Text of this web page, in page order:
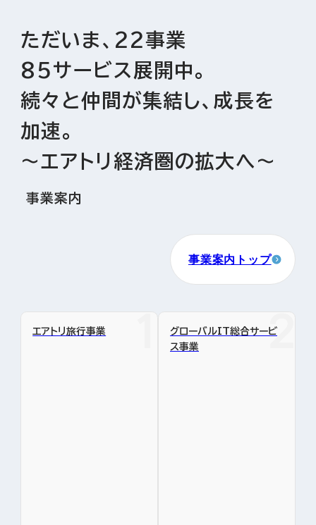
事業案内
ただいま、22事業
85サービス展開中。
続々と仲間が集結し、成長を
加速。
～エアトリ経済圏の拡大へ～
事業案内トップ
エアトリ旅行事業
グローバルIT総合サービ
ス事業